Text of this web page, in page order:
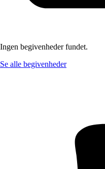
Ingen begivenheder fundet.
Se alle begivenheder